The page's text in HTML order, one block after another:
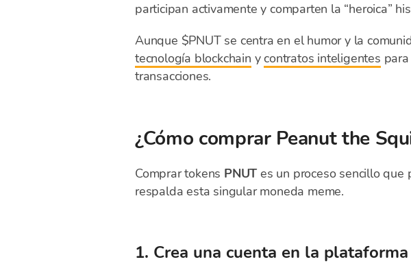
participan activamente y comparten la “heroica”
Aunque $PNUT se centra en el humor y la
tecnología blockchain ycontratos inteligentes
transacciones.
¿Cómo comprar Peanut the
Comprar tokens PNUT es un proceso sencillo que
respalda esta singular moneda meme.
1. Crea una cuenta en la